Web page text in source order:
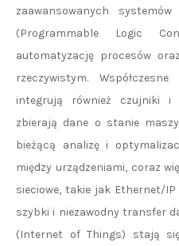
zaawansowanych
(Programmable Logic
automatyzację procesów
rzeczywistym.
integrują również czujniki i
zbierają dane o stanie
bieżącą analizę i
między urządzeniami, coraz
sieciowe, takie jak Ethernet/
szybki i niezawodny transfer
(Internet of Things) stają